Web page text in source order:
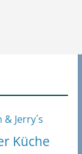
& Jerry´s
Küche